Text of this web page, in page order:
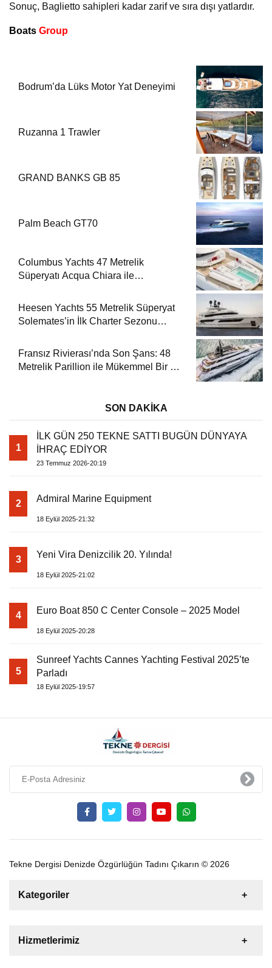
Sonuç, Baglietto sahipleri kadar zarif ve sıra dışı yatlardır.
Boats Group
Bodrum’da Lüks Motor Yat Deneyimi
Ruzanna 1 Trawler
GRAND BANKS GB 85
Palm Beach GT70
Columbus Yachts 47 Metrelik
Süperyatı Acqua Chiara ile
Heesen Yachts 55 Metrelik Süperyat
Solemates’in İlk Charter Sezonu
Fransız Rivierası’nda Son Şans: 48
Metrelik Parillion ile Mükemmel Bir Yat
SON DAKİKA
1
İLK GÜN 250 TEKNE SATTI BUGÜN DÜNYAYA
İHRAÇ EDİYOR
23 Temmuz 2026-20:19
2 Admiral Marine Equipment
18 Eylül 2025-21:32
3 Yeni Vira Denizcilik 20. Yılında!
18 Eylül 2025-21:02
4 Euro Boat 850 C Center Console – 2025 Model
18 Eylül 2025-20:28
5
Sunreef Yachts Cannes Yachting Festival 2025’te
Parladı
18 Eylül 2025-19:57
Tekne Dergisi Denizde Özgürlüğün Tadını Çıkarın © 2026
Kategoriler
Tekne
Hizmetlerimiz